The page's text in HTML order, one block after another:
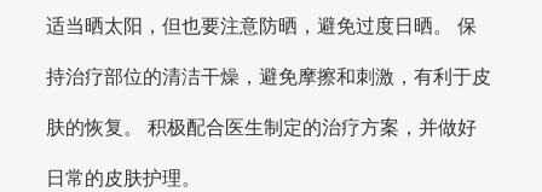
适当晒太阳，但也要注意防晒，避免过度日晒。 保
持治疗部位的清洁干燥，避免摩擦和刺激，有利于皮
肤的恢复。 积极配合医生制定的治疗方案，并做好
日常的皮肤护理。